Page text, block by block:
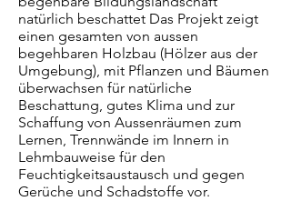
natürlich beschattet Das Projekt zeigt
einen gesamten von aussen
begehbaren Holzbau (Hölzer aus der
Umgebung), mit Pflanzen und Bäumen
überwachsen für natürliche
Beschattung, gutes Klima und zur
Schaffung von Aussenräumen zum
Lernen, Trennwände im Innern in
Lehmbauweise für den
Feuchtigkeitsaustausch und gegen
Gerüche und Schadstoffe vor.